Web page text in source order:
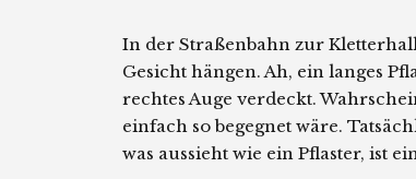
In der Straßenbahn zur
Gesicht hängen. Ah, ein langes
rechtes Auge verdeckt.
einfach so begegnet wäre.
was aussieht wie ein Pflaster, ist